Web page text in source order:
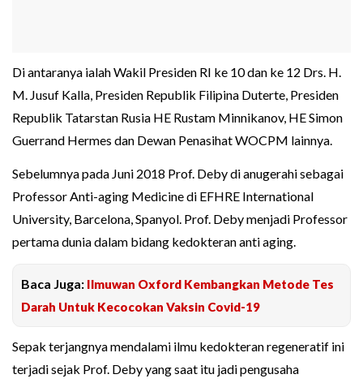
Di antaranya ialah Wakil Presiden RI ke 10 dan ke 12 Drs. H.
M. Jusuf Kalla, Presiden Republik Filipina Duterte, Presiden
Republik Tatarstan Rusia HE Rustam Minnikanov, HE Simon
Guerrand Hermes dan Dewan Penasihat WOCPM lainnya.
Sebelumnya pada Juni 2018 Prof. Deby di anugerahi sebagai
Professor Anti-aging Medicine di EFHRE International
University, Barcelona, Spanyol. Prof. Deby menjadi Professor
pertama dunia dalam bidang kedokteran anti aging.
Baca Juga: Ilmuwan Oxford Kembangkan Metode Tes
Darah Untuk Kecocokan Vaksin Covid-19
Sepak terjangnya mendalami ilmu kedokteran regeneratif ini
terjadi sejak Prof. Deby yang saat itu jadi pengusaha